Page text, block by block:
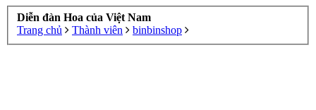
Diễn đàn Hoa của Việt Nam
Trang chủ
Thành viên binbinshop